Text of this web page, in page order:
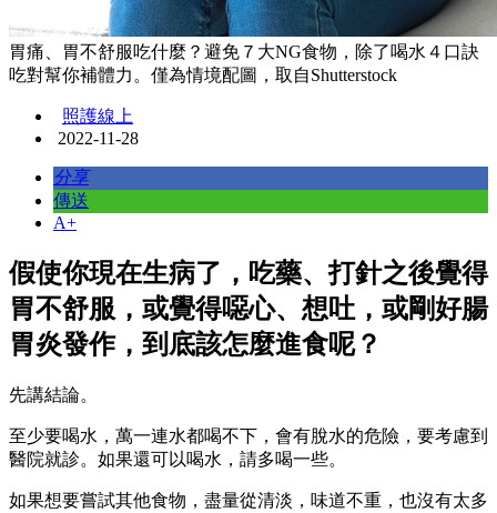
胃痛、胃不舒服吃什麼？避免７大NG食物，除了喝水４口訣
吃對幫你補體力。僅為情境配圖，取自Shutterstock
照護線上
2022-11-28
分享
傳送
A+
假使你現在生病了，吃藥、打針之後覺得
胃不舒服，或覺得噁心、想吐，或剛好腸
胃炎發作，到底該怎麼進食呢？
先講結論。
至少要喝水，萬一連水都喝不下，會有脫水的危險，要考慮到
醫院就診。如果還可以喝水，請多喝一些。
如果想要嘗試其他食物，盡量從清淡，味道不重，也沒有太多